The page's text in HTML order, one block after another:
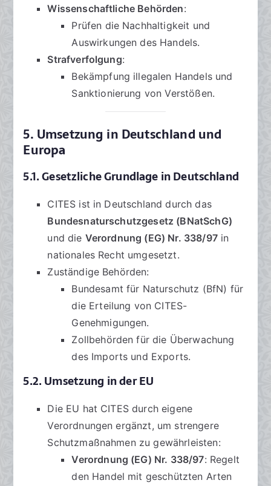
Wissenschaftliche Behörden:
Prüfen die Nachhaltigkeit und
Auswirkungen des Handels.
Strafverfolgung:
Bekämpfung illegalen Handels und
Sanktionierung von Verstößen.
5. Umsetzung in Deutschland und
Europa
5.1. Gesetzliche Grundlage in Deutschland
CITES ist in Deutschland durch das
Bundesnaturschutzgesetz (BNatSchG)
und die Verordnung (EG) Nr. 338/97in
nationales Recht umgesetzt.
Zuständige Behörden:
Bundesamt für Naturschutz (BfN) für
die Erteilung von CITES-
Genehmigungen.
Zollbehörden für die Überwachung
des Imports und Exports.
5.2. Umsetzung in der EU
Die EU hat CITES durch eigene
Verordnungen ergänzt, um strengere
Schutzmaßnahmen zu gewährleisten:
Verordnung (EG) Nr. 338/97: Regelt
den Handel mit geschützten Arten